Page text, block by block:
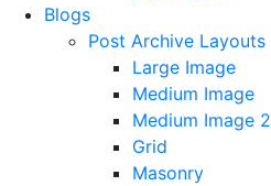
Blogs
Post Archive Layouts
Large Image
Medium Image
Medium Image 2
Grid
Masonry